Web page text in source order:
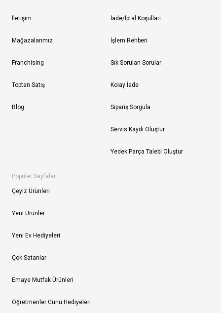
İletişim
Mağazalarımız
Franchising
Toptan Satış
Blog
İade/İptal Koşulları
İşlem Rehberi
Sık Sorulan Sorular
Kolay İade
Sipariş Sorgula
Servis Kaydı Oluştur
Yedek Parça Talebi Oluştur
Popüler Sayfalar
Çeyiz Ürünleri
Yeni Ürünler
Yeni Ev Hediyeleri
Çok Satanlar
Emaye Mutfak Ürünleri
Öğretmenler Günü Hediyeleri